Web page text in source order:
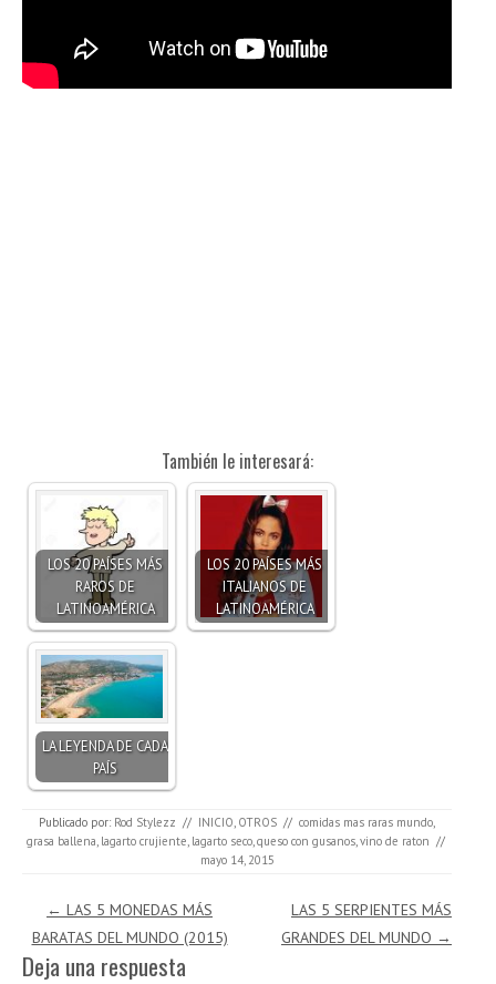
También le interesará:
LOS 20 PAÍSES MÁS
RAROS DE
LATINOAMÉRICA
LOS 20 PAÍSES MÁS
ITALIANOS DE
LATINOAMÉRICA
LA LEYENDA DE CADA
PAÍS
Publicado por: Rod Stylezz // INICIO OTROS // comidas mas raras mundo
grasa ballena lagarto crujiente lagarto seco, queso con gusanos, vino de raton //
mayo 14, 2015
Navegación de entradas
← LAS 5 MONEDAS MÁS
BARATAS DEL MUNDO (2015)
LAS 5 SERPIENTES MÁS
GRANDES DEL MUNDO →
Deja una respuesta